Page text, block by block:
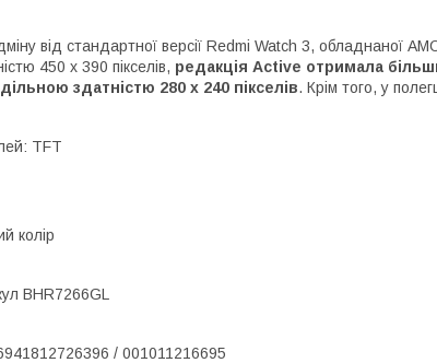
від стандартної версії Redmi Watch 3, обладнаної
450 х 390 пікселів, редакція Active отримала
здатністю 280 х 240 пікселів. Крім того, у
TFT
колір
BHR7266GL
/ 001011216695